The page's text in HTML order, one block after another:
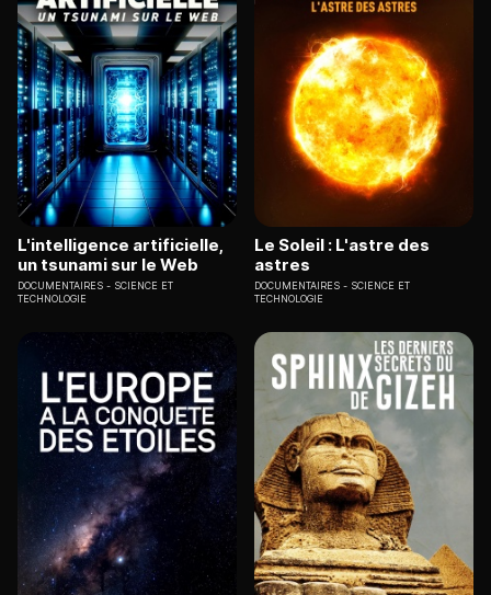
L'intelligence artificielle,
un tsunami sur le Web
DOCUMENTAIRES
SCIENCE ET
TECHNOLOGIE
Le Soleil : L'astre des
astres
DOCUMENTAIRES
SCIENCE ET
TECHNOLOGIE